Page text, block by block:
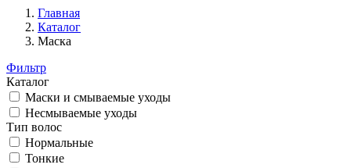
Главная
Каталог
Маска
Фильтр
Каталог
Маски и смываемые уходы
Несмываемые уходы
Тип волос
Нормальные
Тонкие